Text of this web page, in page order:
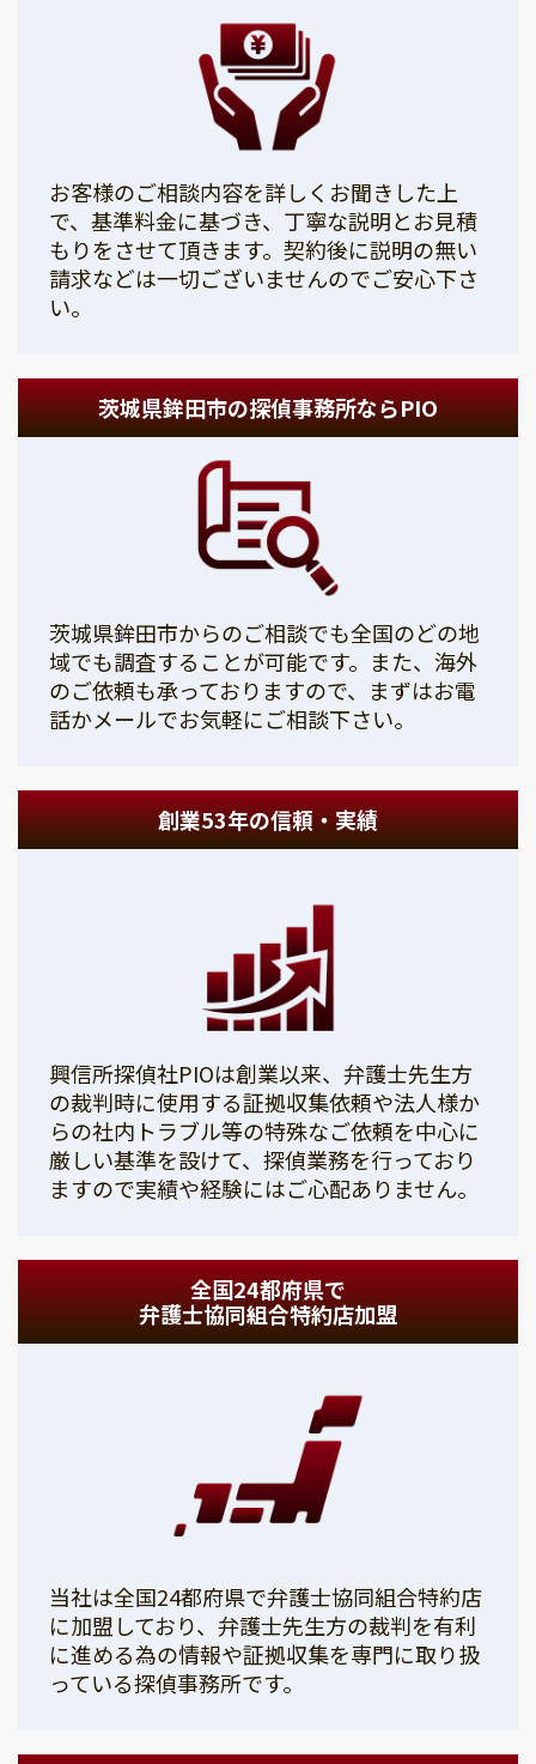
お客様のご相談内容を詳しくお聞きした上
で、基準料金に基づき、丁寧な説明とお見積
もりをさせて頂きます。契約後に説明の無い
請求などは一切ございませんのでご安心下さ
い。
茨城県鉾田市の探偵事務所ならPIO
茨城県鉾田市からのご相談でも全国のどの地
域でも調査することが可能です。また、海外
のご依頼も承っておりますので、まずはお電
話かメールでお気軽にご相談下さい。
創業53年の信頼・実績
興信所探偵社PIOは創業以来、弁護士先生方
の裁判時に使用する証拠収集依頼や法人様か
らの社内トラブル等の特殊なご依頼を中心に
厳しい基準を設けて、探偵業務を行っており
ますので実績や経験にはご心配ありません。
全国24都府県で
弁護士協同組合特約店加盟
当社は全国24都府県で弁護士協同組合特約店
に加盟しており、弁護士先生方の裁判を有利
に進める為の情報や証拠収集を専門に取り扱
っている探偵事務所です。